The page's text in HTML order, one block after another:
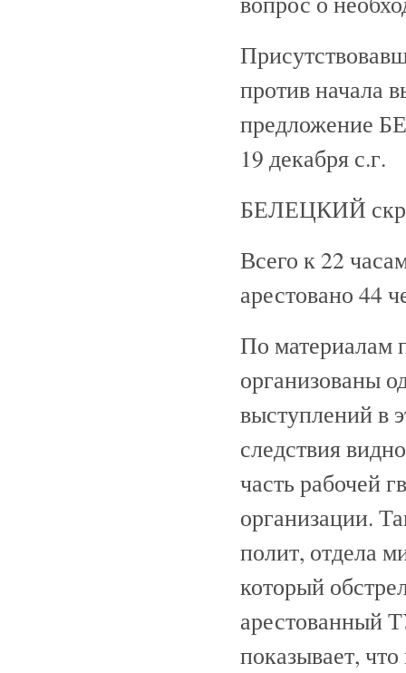
против начала
предложение
19 декабря с.г.
БЕЛЕЦКИЙ
Всего к 22
арестовано 44
По материалам
организованы
выступлений в
следствия
часть рабочей
организации.
полит, отдела
который
арестованный
показывает,